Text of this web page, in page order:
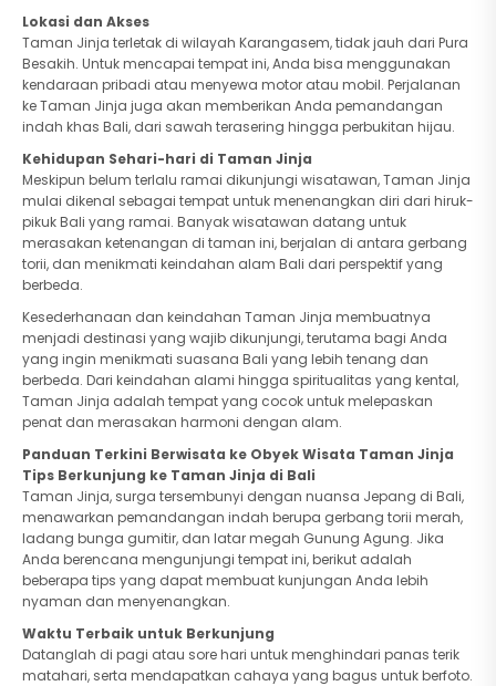
Lokasi dan Akses
Taman Jinja terletak di wilayah Karangasem, tidak jauh dari Pura
Besakih. Untuk mencapai tempat ini, Anda bisa menggunakan
kendaraan pribadi atau menyewa motor atau mobil. Perjalanan
ke Taman Jinja juga akan memberikan Anda pemandangan
indah khas Bali, dari sawah terasering hingga perbukitan hijau.
Kehidupan Sehari-hari di Taman Jinja
Meskipun belum terlalu ramai dikunjungi wisatawan, Taman Jinja
mulai dikenal sebagai tempat untuk menenangkan diri dari hiruk-
pikuk Bali yang ramai. Banyak wisatawan datang untuk
merasakan ketenangan di taman ini, berjalan di antara gerbang
torii, dan menikmati keindahan alam Bali dari perspektif yang
berbeda.
Kesederhanaan dan keindahan Taman Jinja membuatnya
menjadi destinasi yang wajib dikunjungi, terutama bagi Anda
yang ingin menikmati suasana Bali yang lebih tenang dan
berbeda. Dari keindahan alami hingga spiritualitas yang kental,
Taman Jinja adalah tempat yang cocok untuk melepaskan
penat dan merasakan harmoni dengan alam.
Panduan Terkini Berwisata ke Obyek Wisata Taman Jinja
Tips Berkunjung ke Taman Jinja di Bali
Taman Jinja, surga tersembunyi dengan nuansa Jepang di Bali,
menawarkan pemandangan indah berupa gerbang torii merah,
ladang bunga gumitir, dan latar megah Gunung Agung. Jika
Anda berencana mengunjungi tempat ini, berikut adalah
beberapa tips yang dapat membuat kunjungan Anda lebih
nyaman dan menyenangkan.
Waktu Terbaik untuk Berkunjung
Datanglah di pagi atau sore hari untuk menghindari panas terik
matahari, serta mendapatkan cahaya yang bagus untuk berfoto.